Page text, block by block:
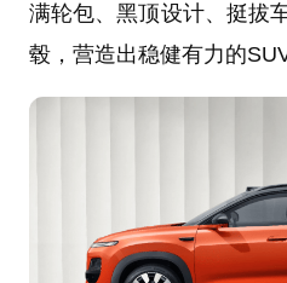
满轮包、黑顶设计、挺拔
毂，营造出稳健有力的